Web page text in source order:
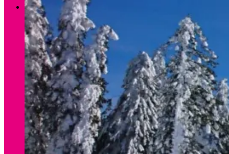
Verleih Winter
WINTER
Preisliste Verleih